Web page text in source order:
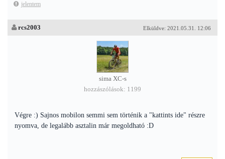
jelentem
Elküldve: 2021.05.31. 12:06
rcs2003
sima XC-s
hozzászólások: 1199
Végre :) Sajnos mobilon semmi sem történik a "kattints ide" részre
nyomva, de legalább asztalin már megoldható :D